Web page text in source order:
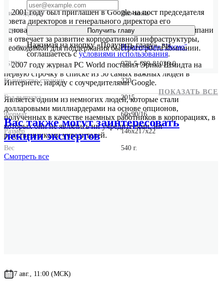
В 2001 году был приглашен в Google на пост председателя
совета директоров и генерального директора его
основателями Ларри Пейджем и Сергеем Брином. В компании
он отвечает за развитие корпоративной инфраструктуры,
необходимой для поддержания быстрого роста компании.
В 2007 году журнал PC World поставил Эрика Шмидта на
первую строчку в списке из 50 самых важных людей в
Интернете, наряду с соучредителями Google.
Является одним из немногих людей, которые стали
долларовыми миллиардерами на основе опционов,
полученных в качестве наемных работников в корпорациях, в
которых они не являлись ни учредителями, ни
родственниками учредителей.
Тип издания Эко-кожа
Серия Библиотека Сбера
Издательство Издательство "Эксмо"
ISBN 978-5-699-81036-9
Количество страниц 320
Год выпуска 2015
Формат 60x90/16
Размер 146x217x22
Вес 540 г.
Получить главу
Нажимая на кнопку «Получить главу», вы
соглашаетесь сусловиями использования.
ПОКАЗАТЬ ВСЕ
Вас также могут заинтересовать
лекции экспертов
Смотреть все
7 авг., 11:00 (МСК)